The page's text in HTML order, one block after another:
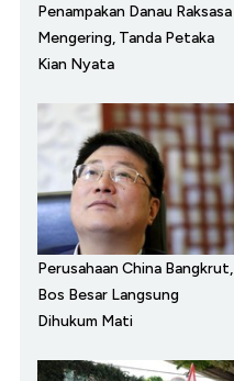
Penampakan Danau Raksasa
Mengering, Tanda Petaka
Kian Nyata
Perusahaan China Bangkrut,
Bos Besar Langsung
Dihukum Mati